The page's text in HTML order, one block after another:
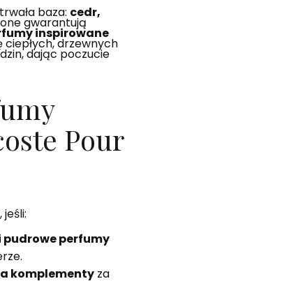
baza: cedr,
gwarantują
inspirowane
drzewnych
dając poczucie
Pour
pudrowe perfumy
komplementyza